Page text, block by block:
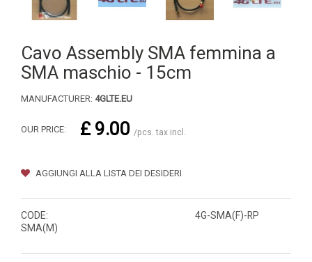
Cavo Assembly SMA femmina a
SMA maschio - 15cm
MANUFACTURER: 4GLTE.EU
OUR PRICE: £ 9.00 /pcs. tax incl.
AGGIUNGI ALLA LISTA DEI DESIDERI
CODE:
4G-SMA(F)-RP
SMA(M)